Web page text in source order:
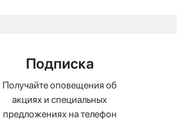
Подписка
Получайте оповещения об
акциях и специальных
предложениях на телефон